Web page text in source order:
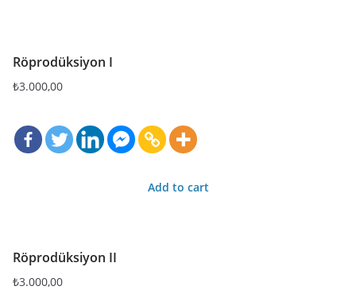
Röprodüksiyon I
₺3.000,00
Add to cart
Röprodüksiyon II
₺3.000,00